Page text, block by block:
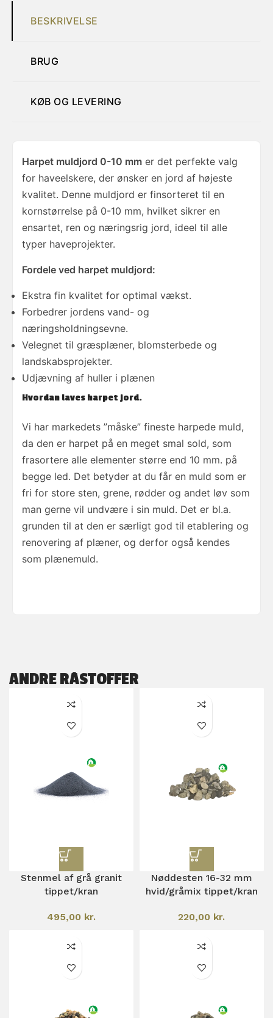
BESKRIVELSE
BRUG
KØB OG LEVERING
Harpet muldjord 0-10 mm er det perfekte valg
for haveelskere, der ønsker en jord af højeste
kvalitet. Denne muldjord er finsorteret til en
kornstørrelse på 0-10 mm, hvilket sikrer en
ensartet, ren og næringsrig jord, ideel til alle
typer haveprojekter.
Fordele ved harpet muldjord:
Ekstra fin kvalitet for optimal vækst.
Forbedrer jordens vand- og
næringsholdningsevne.
Velegnet til græsplæner, blomsterbede og
landskabsprojekter.
Udjævning af huller i plænen
Hvordan laves harpet jord.
Vi har markedets ”måske” fineste harpede muld,
da den er harpet på en meget smal sold, som
frasortere alle elementer større end 10 mm. på
begge led. Det betyder at du får en muld som er
fri for store sten, grene, rødder og andet løv som
man gerne vil undvære i sin muld. Det er bl.a.
grunden til at den er særligt god til etablering og
renovering af plæner, og derfor også kendes
som plænemuld.
ANDRE RÅSTOFFER
Stenmel af grå granit
tippet/kran
495,00 kr.
Nøddesten 16-32 mm
hvid/gråmix tippet/kran
220,00 kr.